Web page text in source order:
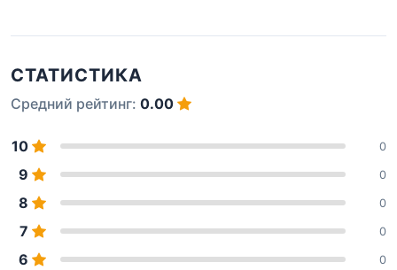
СТАТИСТИКА
Средний рейтинг: 0.00
10 0
9 0
8 0
7 0
6 0